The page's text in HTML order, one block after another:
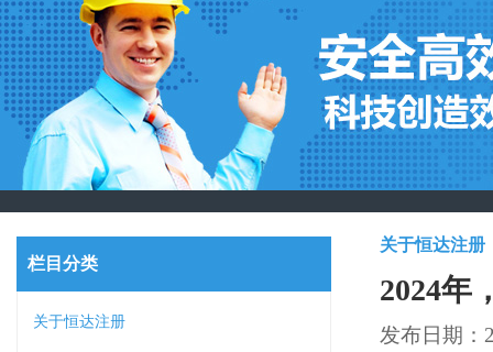
栏目分类
关于恒达注册
关于恒达注册
2024年
发布日期：